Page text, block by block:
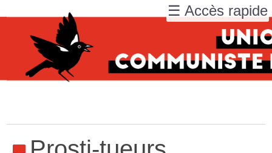
☰ Accès rapide